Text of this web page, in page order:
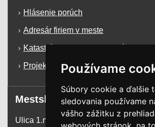
Používame
Súbory cookie a ďalšie
sledovania používame
vášho zážitku z
Hlásenie porúch
Adresár firiem v meste
Katastrálna mapa mesta Krásno n/K
Projekty a dotácie
Mestský úrad
Ulica 1.mája 1255